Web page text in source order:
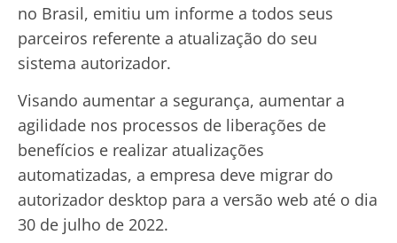
no Brasil, emitiu um informe a todos seus
parceiros referente a atualização do seu
sistema autorizador.
Visando aumentar a segurança, aumentar a
agilidade nos processos de liberações de
benefícios e realizar atualizações
automatizadas, a empresa deve migrar do
autorizador desktop para a versão web até o dia
30 de julho de 2022.